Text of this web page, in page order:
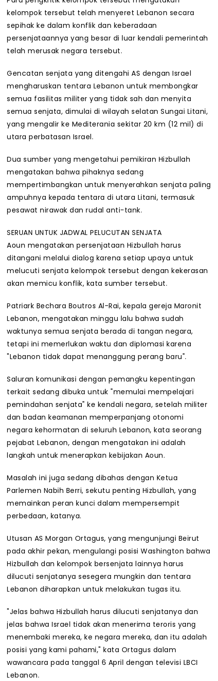
kelompok tersebut telah menyeret Lebanon secara
sepihak ke dalam konflik dan keberadaan
persenjataannya yang besar di luar kendali pemerintah
telah merusak negara tersebut.
Gencatan senjata yang ditengahi AS dengan Israel
mengharuskan tentara Lebanon untuk membongkar
semua fasilitas militer yang tidak sah dan menyita
semua senjata, dimulai di wilayah selatan Sungai Litani,
yang mengalir ke Mediterania sekitar 20 km (12 mil) di
utara perbatasan Israel.
Dua sumber yang mengetahui pemikiran Hizbullah
mengatakan bahwa pihaknya sedang
mempertimbangkan untuk menyerahkan senjata paling
ampuhnya kepada tentara di utara Litani, termasuk
pesawat nirawak dan rudal anti-tank.
SERUAN UNTUK JADWAL PELUCUTAN SENJATA
Aoun mengatakan persenjataan Hizbullah harus
ditangani melalui dialog karena setiap upaya untuk
melucuti senjata kelompok tersebut dengan kekerasan
akan memicu konflik, kata sumber tersebut.
Patriark Bechara Boutros Al-Rai, kepala gereja Maronit
Lebanon, mengatakan minggu lalu bahwa sudah
waktunya semua senjata berada di tangan negara,
tetapi ini memerlukan waktu dan diplomasi karena
"Lebanon tidak dapat menanggung perang baru".
Saluran komunikasi dengan pemangku kepentingan
terkait sedang dibuka untuk "memulai mempelajari
pemindahan senjata" ke kendali negara, setelah militer
dan badan keamanan memperpanjang otonomi
negara kehormatan di seluruh Lebanon, kata seorang
pejabat Lebanon, dengan mengatakan ini adalah
langkah untuk menerapkan kebijakan Aoun.
Masalah ini juga sedang dibahas dengan Ketua
Parlemen Nabih Berri, sekutu penting Hizbullah, yang
memainkan peran kunci dalam mempersempit
perbedaan, katanya.
Utusan AS Morgan Ortagus, yang mengunjungi Beirut
pada akhir pekan, mengulangi posisi Washington bahwa
Hizbullah dan kelompok bersenjata lainnya harus
dilucuti senjatanya sesegera mungkin dan tentara
Lebanon diharapkan untuk melakukan tugas itu.
"Jelas bahwa Hizbullah harus dilucuti senjatanya dan
jelas bahwa Israel tidak akan menerima teroris yang
menembaki mereka, ke negara mereka, dan itu adalah
posisi yang kami pahami," kata Ortagus dalam
wawancara pada tanggal 6 April dengan televisi LBCI
Lebanon.